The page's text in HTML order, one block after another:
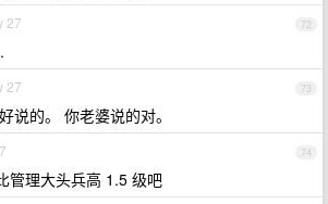
72
27
73
27
说的。 你老婆说的对。
74
管理大头兵高 1.5 级吧